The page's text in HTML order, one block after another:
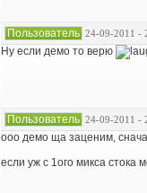
Пользователь 24-09-2011 -
Ну если демо то верю
Пользователь 24-09-2011 -
ооо демо ща заценим,
если уж с 1ого микса стока